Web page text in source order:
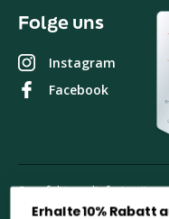
Folge uns
Instagram
Facebook
Sorgfältig geliefert mit
Erhalte 10% Rabatt